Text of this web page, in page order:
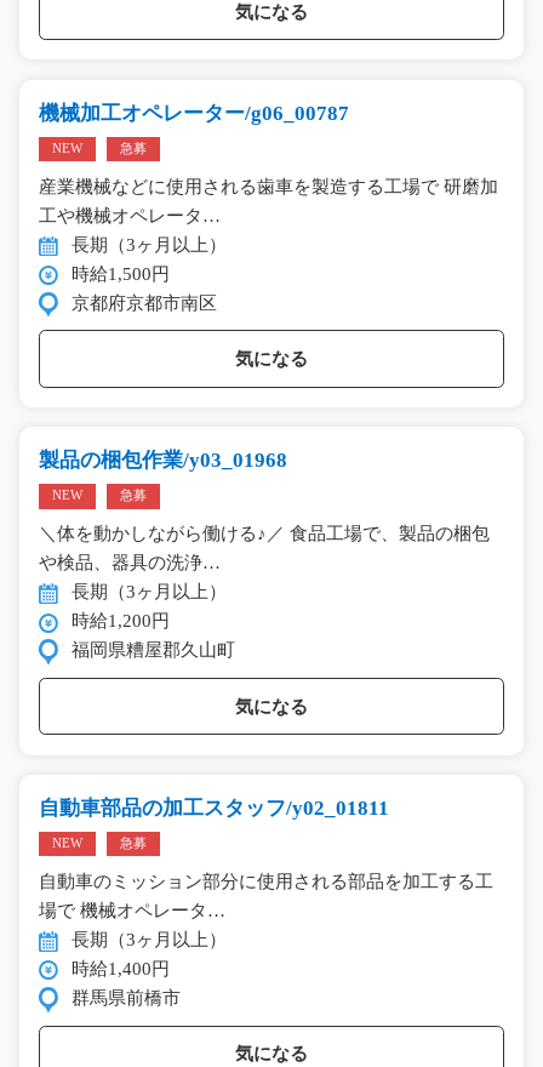
気になる
機械加工オペレーター/g06_00787
NEW 急募
産業機械などに使用される歯車を製造する工場で 研磨加
工や機械オペレータ…
長期（3ヶ月以上）
時給1,500円
京都府京都市南区
気になる
製品の梱包作業/y03_01968
NEW 急募
＼体を動かしながら働ける♪／ 食品工場で、製品の梱包
や検品、器具の洗浄…
長期（3ヶ月以上）
時給1,200円
福岡県糟屋郡久山町
気になる
自動車部品の加工スタッフ/y02_01811
NEW 急募
自動車のミッション部分に使用される部品を加工する工
場で 機械オペレータ…
長期（3ヶ月以上）
時給1,400円
群馬県前橋市
気になる